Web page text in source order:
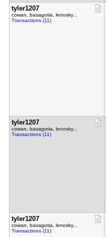
tyler1207
cowan, basagotia, lenosky...
Transactions (11)
tyler1207
cowan, basagotia, lenosky...
Transactions (11)
tyler1207
cowan, basagotia, lenosky...
Transactions (11)